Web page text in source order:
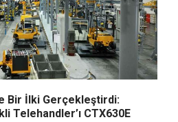
Bir İlki Gerçekleştirdi:
Telehandler’ı CTX630E